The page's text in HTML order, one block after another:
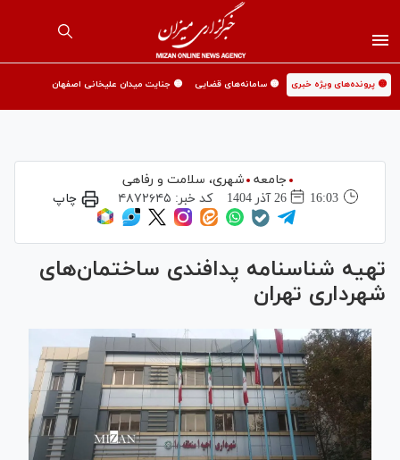
🟡 پرونده‌های ویژه خبری 🟡 سامانه‌های قضایی 🟡 جنایت میدان علیخانی اصفهان
جامعه
شهری،‌ سلامت و رفاهی
16:03
26 آذر 1404 کد خبر: ۴۸۷۲۶۴۵ چاپ
تهیه شناسنامه پدافندی ساختمان‌های
شهرداری تهران